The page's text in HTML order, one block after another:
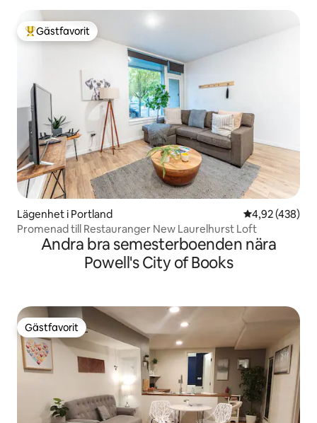
Populär gästfavorit
Gästfavorit
Lägenhet i Portland 4,92 av 5 i
4,92 (438)
Promenad till Restauranger New Laurelhurst Loft
Andra bra semesterboenden nära
Powell's City of Books
Gästfavorit
Gästfavorit